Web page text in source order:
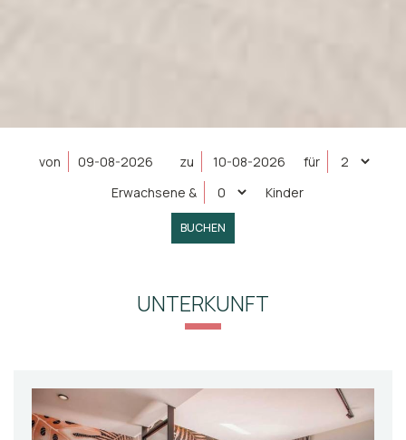
von zu
für
Erwachsene & Kinder
BUCHEN
UNTERKUNFT